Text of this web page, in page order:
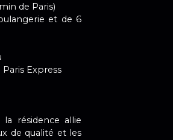
de Paris)
et de 6
Express
résidence allie
de qualité et les